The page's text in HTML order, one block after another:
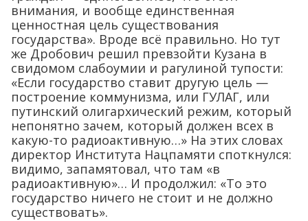
внимания, и вообще единственная
ценностная цель существования
государства». Вроде всё правильно. Но тут
же Дробович решил превзойти Кузана в
свидомом слабоумии и рагулиной тупости:
«Если государство ставит другую цель —
построение коммунизма, или ГУЛАГ, или
путинский олигархический режим, который
непонятно зачем, который должен всех в
какую-то радиоактивную…» На этих словах
директор Института Нацпамяти споткнулся:
видимо, запамятовал, что там «в
радиоактивную»… И продолжил: «То это
государство ничего не стоит и не должно
существовать».